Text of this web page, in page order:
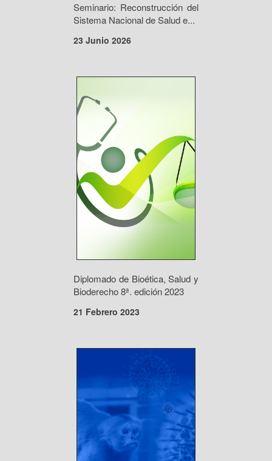
Seminario: Reconstrucción del
Sistema Nacional de Salud e...
23 Junio 2026
Diplomado de Bioética, Salud y
Bioderecho 8ª. edición 2023
21 Febrero 2023